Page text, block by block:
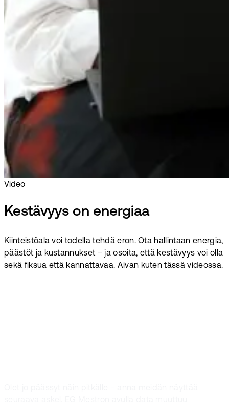
Video
Kestävyys on energiaa
Kiinteistöala voi todella tehdä eron. Ota hallintaan energia,
päästöt ja kustannukset – ja osoita, että kestävyys voi olla
sekä fiksua että kannattavaa. Aivan kuten tässä videossa.